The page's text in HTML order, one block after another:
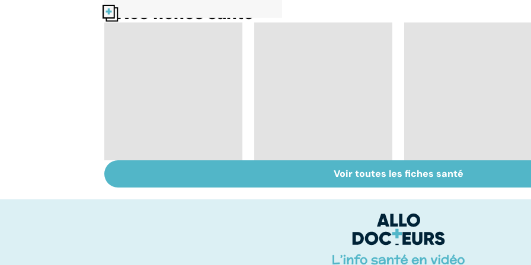
Nos fiches santé
infections
Inflammation des
amygdales : que faire
Suicide : prévenir le
passage à l'acte
Voir toutes les fiches santé